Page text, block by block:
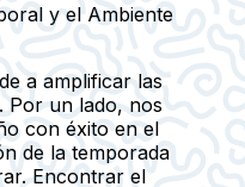
y el Ambiente
a amplificar las
Por un lado, nos
con éxito en el
de la temporada
Encontrar el